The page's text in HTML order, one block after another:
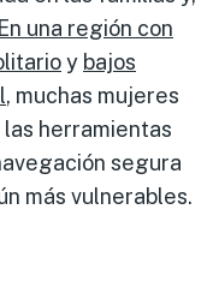
En una región con
y bajos
, muchas mujeres
herramientas
segura
más vulnerables.